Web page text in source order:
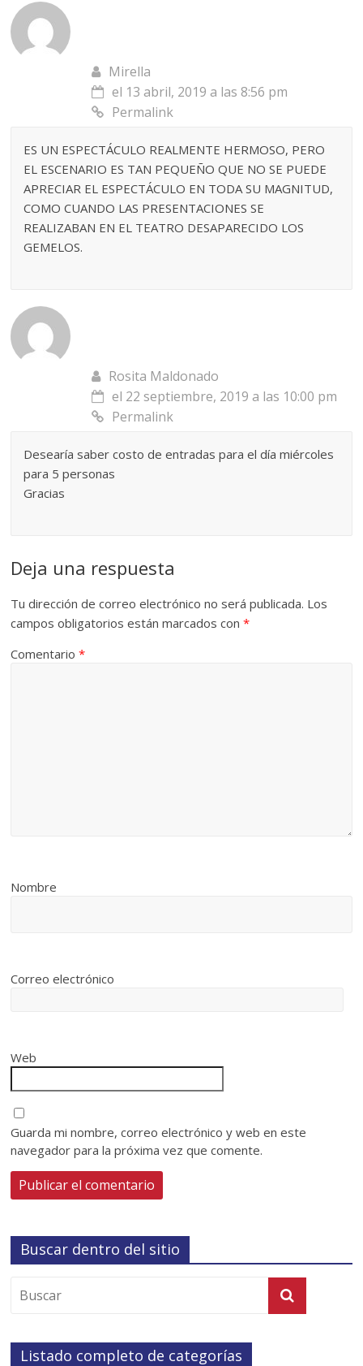
Mirella
el 13 abril, 2019 a las 8:56 pm
Permalink
ES UN ESPECTÁCULO REALMENTE HERMOSO, PERO
EL ESCENARIO ES TAN PEQUEÑO QUE NO SE PUEDE
APRECIAR EL ESPECTÁCULO EN TODA SU MAGNITUD,
COMO CUANDO LAS PRESENTACIONES SE
REALIZABAN EN EL TEATRO DESAPARECIDO LOS
GEMELOS.
Rosita Maldonado
el 22 septiembre, 2019 a las 10:00 pm
Permalink
Desearía saber costo de entradas para el día miércoles
para 5 personas
Gracias
Deja una respuesta
Tu dirección de correo electrónico no será publicada. Los
campos obligatorios están marcados con*
Comentario*
Nombre
Correo electrónico
Web
Guarda mi nombre, correo electrónico y web en este
navegador para la próxima vez que comente.
Buscar dentro del sitio
Listado completo de categorías